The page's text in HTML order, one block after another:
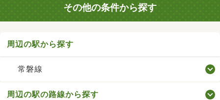
その他の条件から探す
周辺の駅から探す
常磐線
周辺の駅の路線から探す